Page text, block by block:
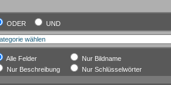
ODER UND
Alle Felder
Nur Bildname
Nur Beschreibung
Nur Schlüsselwörter